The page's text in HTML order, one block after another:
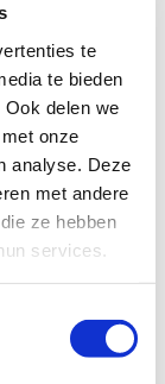
te
te bieden
delen we
onze
analyse. Deze
met andere
ze hebben
services.
draag je
en een
kan zijn.
LHBTIQ+
is voor
zijn en waar
dan 25